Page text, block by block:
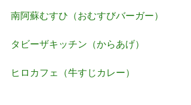
南阿蘇むすひ （おむすびバーガー）
タビーザキッチン （からあげ）
ヒロカフェ （牛すじカレー）